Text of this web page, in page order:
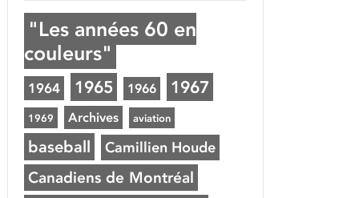
"Les années 60 en
couleurs"
1964 1965 1966 1967
1969 Archives aviation
baseball Camillien Houde
Canadiens de Montréal